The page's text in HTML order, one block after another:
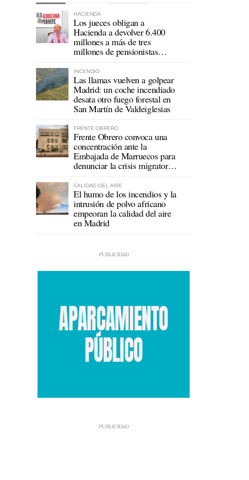
HACIENDA
Los jueces obligan a
Hacienda a devolver 6.400
millones a más de tres
millones de pensionistas
INCENDIO
Las llamas vuelven a golpear
Madrid: un coche incendiado
desata otro fuego forestal en
San Martín de Valdeiglesias
FRENTE OBRERO
Frente Obrero convoca una
concentración ante la
Embajada de Marruecos para
denunciar la crisis migratoria
CALIDAD DEL AIRE
El humo de los incendios y la
intrusión de polvo africano
empeoran la calidad del aire
en Madrid